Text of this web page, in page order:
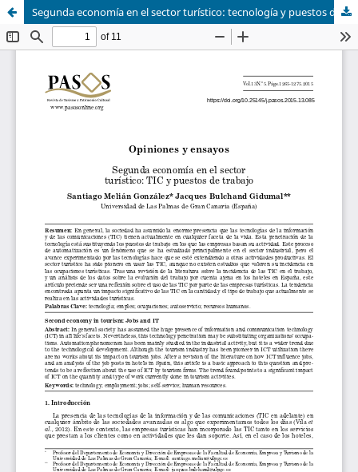
Segunda economía en el sector turístico: tecnología y puestos de trabajo